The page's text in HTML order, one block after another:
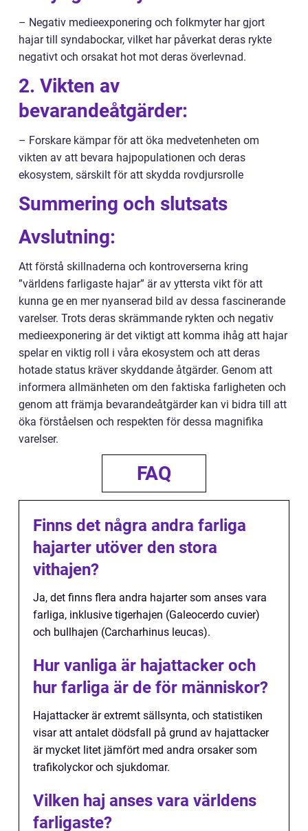
– Negativ medieexponering och folkmyter har gjort
hajar till syndabockar, vilket har påverkat deras rykte
negativt och orsakat hot mot deras överlevnad.
2. Vikten av
bevarandeåtgärder:
– Forskare kämpar för att öka medvetenheten om
vikten av att bevara hajpopulationen och deras
ekosystem, särskilt för att skydda rovdjursrolle
Summering och slutsats
Avslutning:
Att förstå skillnaderna och kontroverserna kring
”världens farligaste hajar” är av yttersta vikt för att
kunna ge en mer nyanserad bild av dessa fascinerande
varelser. Trots deras skrämmande rykten och negativ
medieexponering är det viktigt att komma ihåg att hajar
spelar en viktig roll i våra ekosystem och att deras
hotade status kräver skyddande åtgärder. Genom att
informera allmänheten om den faktiska farligheten och
genom att främja bevarandeåtgärder kan vi bidra till att
öka förståelsen och respekten för dessa magnifika
varelser.
FAQ
Finns det några andra farliga
hajarter utöver den stora
vithajen?
Ja, det finns flera andra hajarter som anses vara
farliga, inklusive tigerhajen (Galeocerdo cuvier)
och bullhajen (Carcharhinus leucas).
Hur vanliga är hajattacker och
hur farliga är de för människor?
Hajattacker är extremt sällsynta, och statistiken
visar att antalet dödsfall på grund av hajattacker
är mycket litet jämfört med andra orsaker som
trafikolyckor och sjukdomar.
Vilken haj anses vara världens
farligaste?